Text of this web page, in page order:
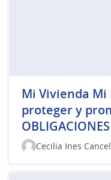
Mi Vivienda
proteger y
Cecilia Ines